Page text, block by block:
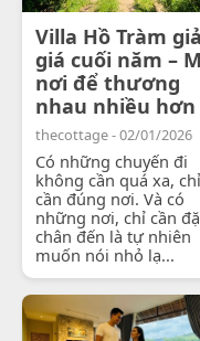
Villa Hồ Tràm
giá cuối năm –
nơi để thương
nhau nhiều hơn
thecottage - 02/01/2026
Có những chuyến đi
không cần quá xa, chỉ
cần đúng nơi. Và có
những nơi, chỉ cần
chân đến là tự nhiên
muốn nói nhỏ lạ...